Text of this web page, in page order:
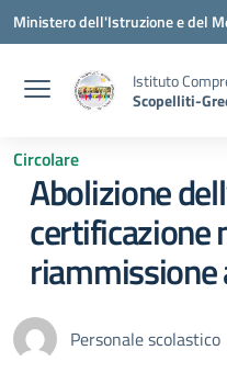
Vai ai contenuti
Vai al menu di navigazione
Vai al footer
Ministero dell'Istruzione e del
Istituto
Scopelliti-
Circolare
Abolizione
certificazione
riammissione
Personale scolastico